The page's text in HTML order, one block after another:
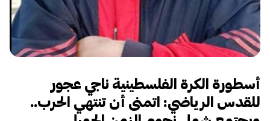
أسطورة الكرة الفلسطينية ناجي عجور
للقدس الرياضي: اتمنى أن تنتهي الحرب..